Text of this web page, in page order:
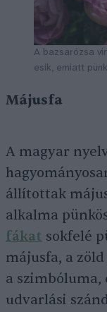
A bazsarózsa
esik, emiatt
Májusfa
A magyar
állítottak
alkalma
fákat sokfelé
májusfa, a
a szimbóluma,
udvarlási